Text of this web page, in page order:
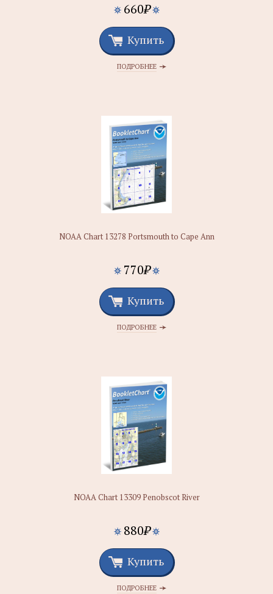
660₽
Купить
ПОДРОБНЕЕ
NOAA Chart 13278 Portsmouth to Cape Ann
770₽
Купить
ПОДРОБНЕЕ
NOAA Chart 13309 Penobscot River
880₽
Купить
ПОДРОБНЕЕ